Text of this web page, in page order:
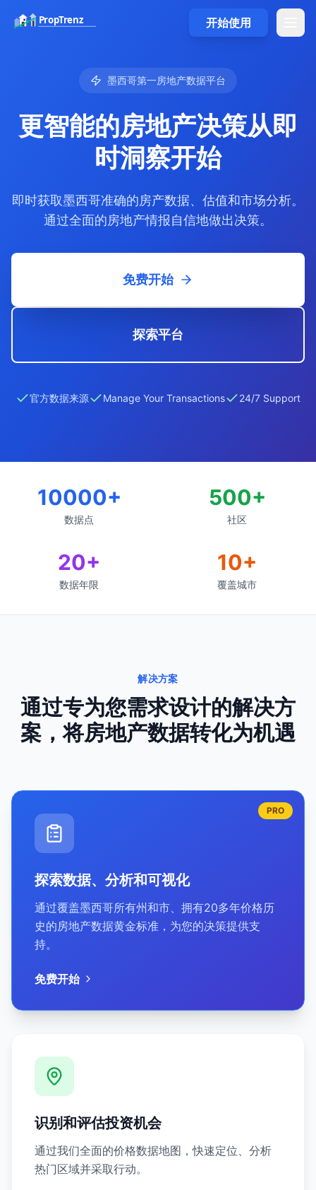
PropTrenz 开始使用
墨西哥第一房地产数据平台
更智能的房地产决策从即
时洞察开始
即时获取墨西哥准确的房产数据、估值和市场分析。
通过全面的房地产情报自信地做出决策。
免费开始
探索平台
官方数据来源 Manage Your Transactions 24/7 Support
10000+
数据点
500+
社区
20+
数据年限
10+
覆盖城市
解决方案
通过专为您需求设计的解决方
案，将房地产数据转化为机遇
PRO
探索数据、分析和可视化
通过覆盖墨西哥所有州和市、拥有20多年价格历
史的房地产数据黄金标准，为您的决策提供支
持。
免费开始
识别和评估投资机会
通过我们全面的价格数据地图，快速定位、分析
热门区域并采取行动。